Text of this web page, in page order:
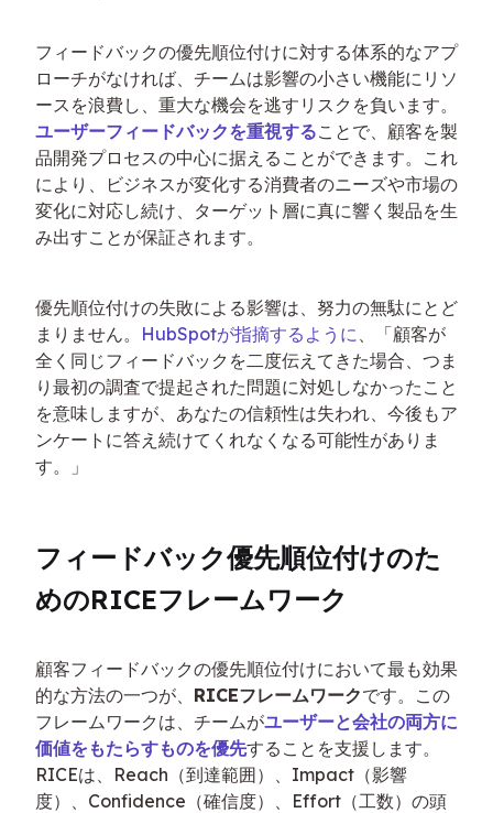
フィードバックの優先順位付けに対する体系的なアプ
ローチがなければ、チームは影響の小さい機能にリソ
ースを浪費し、重大な機会を逃すリスクを負います。
ユーザーフィードバックを重視することで、顧客を製
品開発プロセスの中心に据えることができます。これ
により、ビジネスが変化する消費者のニーズや市場の
変化に対応し続け、ターゲット層に真に響く製品を生
み出すことが保証されます。
優先順位付けの失敗による影響は、努力の無駄にとど
まりません。 HubSpotが指摘するように、「顧客が
全く同じフィードバックを二度伝えてきた場合、つま
り最初の調査で提起された問題に対処しなかったこと
を意味しますが、あなたの信頼性は失われ、今後もア
ンケートに答え続けてくれなくなる可能性がありま
す。」
フィードバック優先順位付けのた
めのRICEフレームワーク
顧客フィードバックの優先順位付けにおいて最も効果
的な方法の一つが、 RICEフレームワークです。この
フレームワークは、チームがユーザーと会社の両方に
価値をもたらすものを優先することを支援します。
RICEは、Reach（到達範囲）、Impact（影響
度）、Confidence（確信度）、Effort（工数）の頭